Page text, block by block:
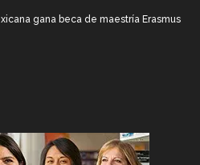
gana beca de maestría Erasmus